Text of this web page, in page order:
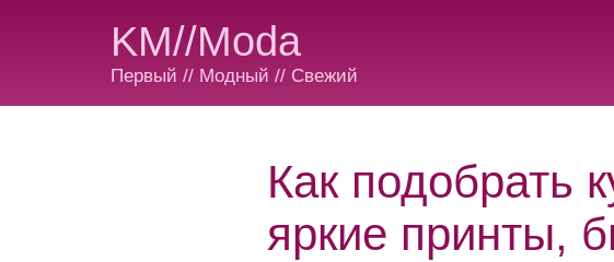
KM//Moda
Первый // Модный // Свежий
Как подобрать
яркие принты,